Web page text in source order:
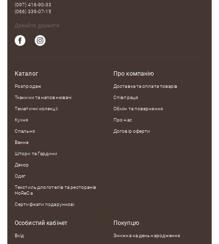
(097) 416-90-33
(066) 339-07-15
Давайте дружити
Каталог
Розпродаж
Тканини та наповнювачі
Тематичні колекцii
Кухня
Спальня
Ванна
Штори та Гардини
Декор
Одяг
Текстиль для готелів та ресторанів
HoReCa
Сертифікати подарункові
Про компанію
Доставка та оплата товарів
Співпраця
Обмін та повернення
Про нас
Договір оферти
Особистий кабінет
Вхід
Покупцю
Знижка на день народження